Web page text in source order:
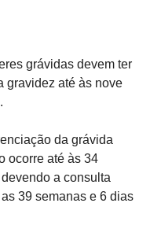
grávidas devem ter
gravidez até às nove
da grávida
ocorre até às 34
a consulta
39 semanas e 6 dias